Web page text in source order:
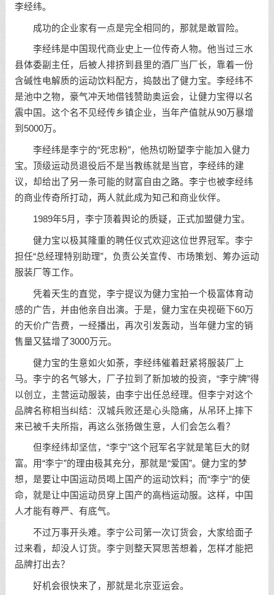
李经纬。
成功的企业家有一点是完全相同的，那就是敢冒险。
李经纬是中国现代商业史上一位传奇人物。他当过三水
县体委副主任，后被人排挤到县里的酒厂当厂长，靠着一份
含碱性电解质的运动饮料配方，捣鼓出了健力宝。李经纬不
是池中之物，豪气冲天地借钱赞助奥运会，让健力宝得以名
震中国。这个名不见经传乡镇企业，当年产值就从90万暴增
到5000万。
李经纬是李宁的“死忠粉”，他热切盼望李宁能加入健力
宝。顶级运动员退役后不是当教练就是当官，李经纬的建
议，却给出了另一条可能的财富自由之路。李宁也被李经纬
的商业传奇所打动，两人就此成为知己和商业伙伴。
1989年5月，李宁顶着舆论的质疑，正式加盟健力宝。
健力宝以极其隆重的聘任仪式欢迎这位世界冠军。李宁
担任“总经理特别助理”，负责公关宣传、市场策划、筹办运动
服装厂等工作。
凭着天生的直觉，李宁提议为健力宝拍一个极富体育动
感的广告，并由他亲自出演。于是，健力宝在央视砸下60万
的天价广告费，一经播出，再次引发轰动，当年健力宝的销
售量又猛增了3000万元。
健力宝的生意如火如荼，李经纬催着赶紧将服装厂上
马。李宁的名气够大，厂子拉到了新加坡的投资，“李宁牌”得
以创立，主营运动服装，由李宁出任总经理。但李宁对这个
品牌名称相当纠结：汉城兵败还是心头隐痛，从吊环上摔下
来已被千夫所指，再这么张扬做生意，人们会怎么看？
但李经纬却坚信，“李宁”这个冠军名字就是笔巨大的财
富。用“李宁”的理由极其充分，那就是“爱国”。健力宝的梦
想，是要让中国运动员喝上国产的运动饮料；而“李宁”的使
命，就是让中国运动员穿上国产的高档运动服。这样，中国
人才能有尊严、有底气。
不过万事开头难。李宁公司第一次订货会，大家给面子
过来看，却没人订货。李宁则整天冥思苦想着，怎样才能把
品牌打出去？
好机会很快来了，那就是北京亚运会。